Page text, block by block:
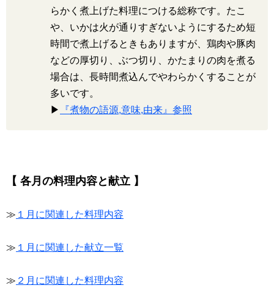
らかく煮上げた料理につける総称です。たこ
や、いかは火が通りすぎないようにするため短
時間で煮上げるときもありますが、鶏肉や豚肉
などの厚切り、ぶつ切り、かたまりの肉を煮る
場合は、長時間煮込んでやわらかくすることが
多いです。
▶
『煮物の語源,意味,由来』参照
【 各月の料理内容と献立 】
≫ １月に関連した料理内容
≫ １月に関連した献立一覧
≫ ２月に関連した料理内容